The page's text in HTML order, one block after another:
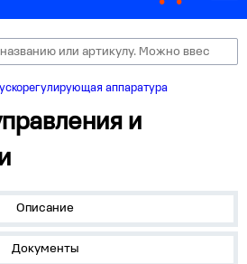
аппаратура
и
Описание
Документы